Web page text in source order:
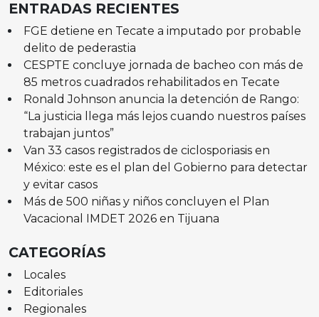
ENTRADAS RECIENTES
FGE detiene en Tecate a imputado por probable
delito de pederastia
CESPTE concluye jornada de bacheo con más de
85 metros cuadrados rehabilitados en Tecate
Ronald Johnson anuncia la detención de Rango:
“La justicia llega más lejos cuando nuestros países
trabajan juntos”
Van 33 casos registrados de ciclosporiasis en
México: este es el plan del Gobierno para detectar
y evitar casos
Más de 500 niñas y niños concluyen el Plan
Vacacional IMDET 2026 en Tijuana
CATEGORÍAS
Locales
Editoriales
Regionales